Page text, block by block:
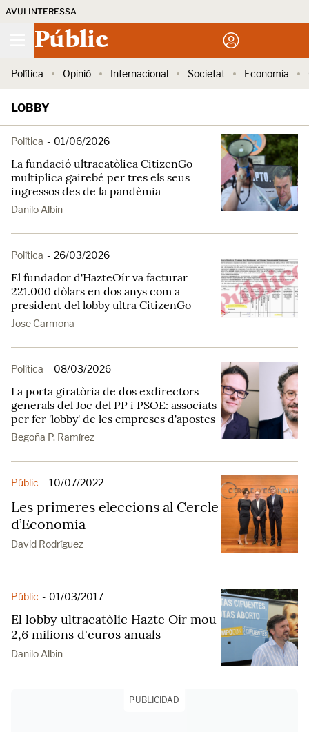
AVUI INTERESSA
Públic
Política Opinió Internacional Societat Economia
LOBBY
Política - 01/06/2026
La fundació ultracatòlica CitizenGo
multiplica gairebé per tres els seus
ingressos des de la pandèmia
Danilo Albin
Política - 26/03/2026
El fundador d'HazteOír va facturar
221.000 dòlars en dos anys com a
president del lobby ultra CitizenGo
Jose Carmona
Política - 08/03/2026
La porta giratòria de dos exdirectors
generals del Joc del PP i PSOE: associats
per fer 'lobby' de les empreses d'apostes
Begoña P. Ramírez
Públic - 10/07/2022
Les primeres eleccions al Cercle
d’Economia
David Rodríguez
Públic - 01/03/2017
El lobby ultracatòlic Hazte Oír mou
2,6 milions d'euros anuals
Danilo Albin
PUBLICIDAD